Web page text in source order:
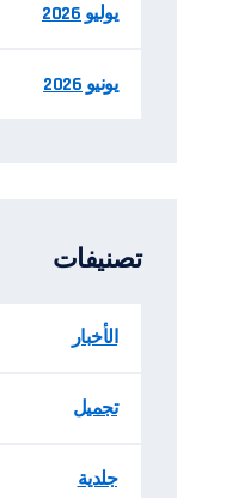
يوليو 2026
يونيو 2026
تصنيفات
الأخبار
تجميل
جلدية